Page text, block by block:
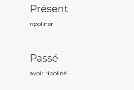
Présent
ripoliner
Passé
avoir ripoliné